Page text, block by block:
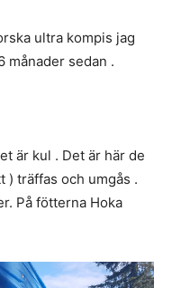
ultra kompis jag
månader sedan .
är kul . Det är här de
) träffas och umgås .
På fötterna Hoka